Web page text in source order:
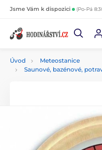
Jsme Vám k dispozici (Po-Pá
Úvod
Meteostanice
Saunové, bazénové,